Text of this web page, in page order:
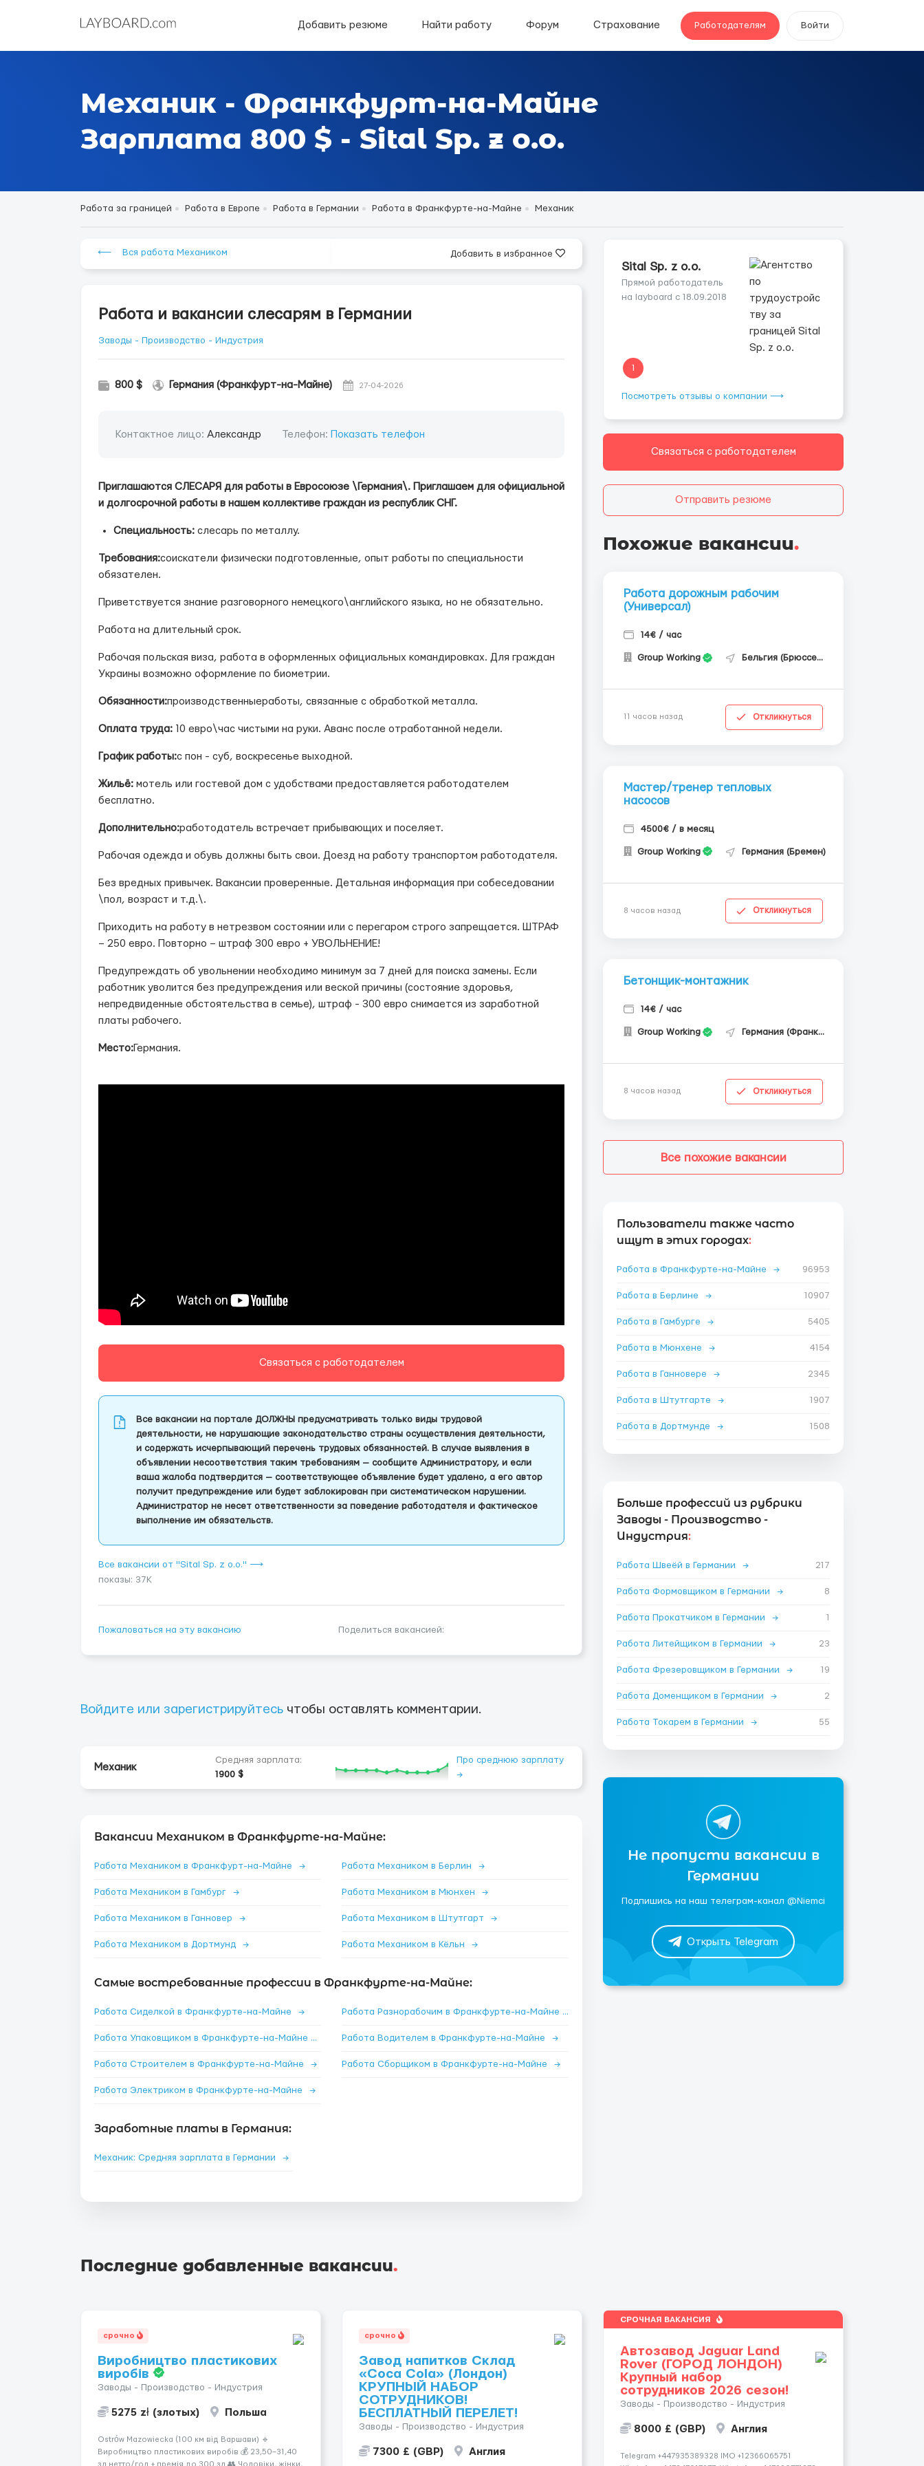
Добавить резюме Найти работу Форум Страхование Работодателям Войти
Механик - Франкфурт-на-Майне
Зарплата 800 $ - Sital Sp. z o.o.
Работа за границей Работа в Европе Работа в Германии Работа в Франкфурте-на-Майне Механик
⟵ Вся работа Механиком Добавить в избранное
Работа и вакансии слесарям в Германии
Заводы - Производство - Индустрия
800 $ Германия (Франкфурт-на-Майне) 27-04-2026
Контактное лицо: Александр Телефон: Показать телефон
Приглашаются СЛЕСАРЯ для работы в Евросоюзе \Германия\. Приглашаем для официальной
и долгосрочной работы в нашем коллективе граждан из республик СНГ.
Специальность: слесарь по металлу.
Требования:соискатели физически подготовленные, опыт работы по специальности
обязателен.
Приветствуется знание разговорного немецкого\английского языка, но не обязательно.
Работа на длительный срок.
Рабочая польская виза, работа в оформленных официальных командировках. Для граждан
Украины возможно оформление по биометрии.
Обязанности:производственныеработы, связанные с обработкой металла.
Оплата труда: 10 евро\час чистыми на руки. Аванс после отработанной недели.
рафик работы:с пон - суб, воскресенье выходной.
Жильё: мотель или гостевой дом с удобствами предоставляется работодателем
бесплатно.
Дополнительно:работодатель встречает прибывающих и поселяет.
Рабочая одежда и обувь должны быть свои. Доезд на работу транспортом работодателя.
Без вредных привычек. Вакансии проверенные. Детальная информация при собеседовании
\пол, возраст и т.д.\.
Приходить на работу в нетрезвом состоянии или с перегаром строго запрещается. ШТРАФ
– 250 евро. Повторно – штраф 300 евро + УВОЛЬНЕНИЕ!
Предупреждать об увольнении необходимо минимум за 7 дней для поиска замены. Если
работник уволится без предупреждения или веской причины (состояние здоровья,
непредвиденные обстоятельства в семье), штраф - 300 евро снимается из заработной
платы рабочего.
Место: Германия.
Связаться с работодателем
Все вакансии на портале ДОЛЖНЫ предусматривать только виды трудовой
деятельности, не нарушающие законодательство страны осуществления деятельности,
и содержать исчерпывающий перечень трудовых обязанностей. В случае выявления в
объявлении несоответствия таким требованиям — сообщите Администратору, и если
ваша жалоба подтвердится — соответствующее объявление будет удалено, а его автор
получит предупреждение или будет заблокирован при систематическом нарушении.
Администратор не несет ответственности за поведение работодателя и фактическое
выполнение им обязательств.
Все вакансии от "Sital Sp. z o.o." ⟶
показы: 37K
Пожаловаться на эту вакансию Поделиться вакансией:
Войдите или зарегистрируйтесь чтобы оставлять комментарии.
Механик
Средняя зарплата:
1900 $
Про среднюю зарплату
→
Вакансии Механиком в Франкфурте-на-Майне:
Работа Механиком в Франкфурт-на-Майне → Работа Механиком в Берлин →
Работа Механиком в Гамбург → Работа Механиком в Мюнхен →
Работа Механиком в Ганновер → Работа Механиком в Штутгарт →
Работа Механиком в Дортмунд → Работа Механиком в Кёльн →
Самые востребованные профессии в Франкфурте-на-Майне:
Работа Сиделкой в Франкфурте-на-Майне → Работа Разнорабочим в Франкфурте-на-Майне→
Работа Упаковщиком в Франкфурте-на-Майне→ Работа Водителем в Франкфурте-на-Майне →
Работа Строителем в Франкфурте-на-Майне → Работа Сборщиком в Франкфурте-на-Майне →
Работа Электриком в Франкфурте-на-Майне →
Заработные платы в Германия:
Механик: Средняя зарплата в Германии →
Sital Sp. z o.o.
Прямой работодатель
на layboard с 18.09.2018
1
Посмотреть отзывы о компании ⟶
Связаться с работодателем
Отправить резюме
Похожие вакансии.
Работа дорожным рабочим
(Универсал)
14€ / час
Group Working Бельгия (Брюссель)
11 часов назад Откликнуться
Мастер/тренер тепловых
насосов
4500€ / в месяц
Group Working Германия (Бремен)
8 часов назад Откликнуться
Бетонщик-монтажник
14€ / час
Group Working Германия (Франкфурт-на-Майне)
8 часов назад Откликнуться
Все похожие вакансии
Пользователи также часто
ищут в этих городах:
Работа в Франкфурте-на-Майне → 96953
Работа в Берлине → 10907
Работа в Гамбурге → 5405
Работа в Мюнхене → 4154
Работа в Ганновере → 2345
Работа в Штутгарте → 1907
Работа в Дортмунде → 1508
Больше профессий из рубрики
Заводы - Производство -
Индустрия:
Работа Швеёй в Германии → 217
Работа Формовщиком в Германии → 8
Работа Прокатчиком в Германии → 1
Работа Литейщиком в Германии → 23
Работа Фрезеровщиком в Германии → 19
Работа Доменщиком в Германии → 2
Работа Токарем в Германии → 55
Не пропусти вакансии в
Германии
Подпишись на наш телеграм-канал @Niemci
Открыть Telegram
Последние добавленные вакансии.
срочно
Виробництво пластикових
виробів
Заводы - Производство - Индустрия
5275 zł (злотых) Польша
Ostrów Mazowiecka (100 км від Варшави) 🔹
Виробництво пластикових виробів 💰 23,50–31,40
зл нетто/год + премія до 300 зл 👥 Чоловіки, жінки,
срочно
Завод напитков Склад
«Coca Cola» (Лондон)
КРУПНЫЙ НАБОР
СОТРУДНИКОВ!
БЕСПЛАТНЫЙ ПЕРЕЛЕТ!
Заводы - Производство - Индустрия
7300 £ (GBP) Англия
СРОЧНАЯ ВАКАНСИЯ
Автозавод Jaguar Land
Rover (ГОРОД ЛОНДОН)
Крупный набор
сотрудников 2026 сезон!
Заводы - Производство - Индустрия
8000 £ (GBP) Англия
Telegram +447935389328 IMO +12366065751